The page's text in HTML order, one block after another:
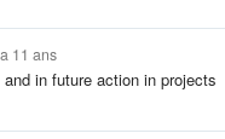
11 ans
in future action in projects